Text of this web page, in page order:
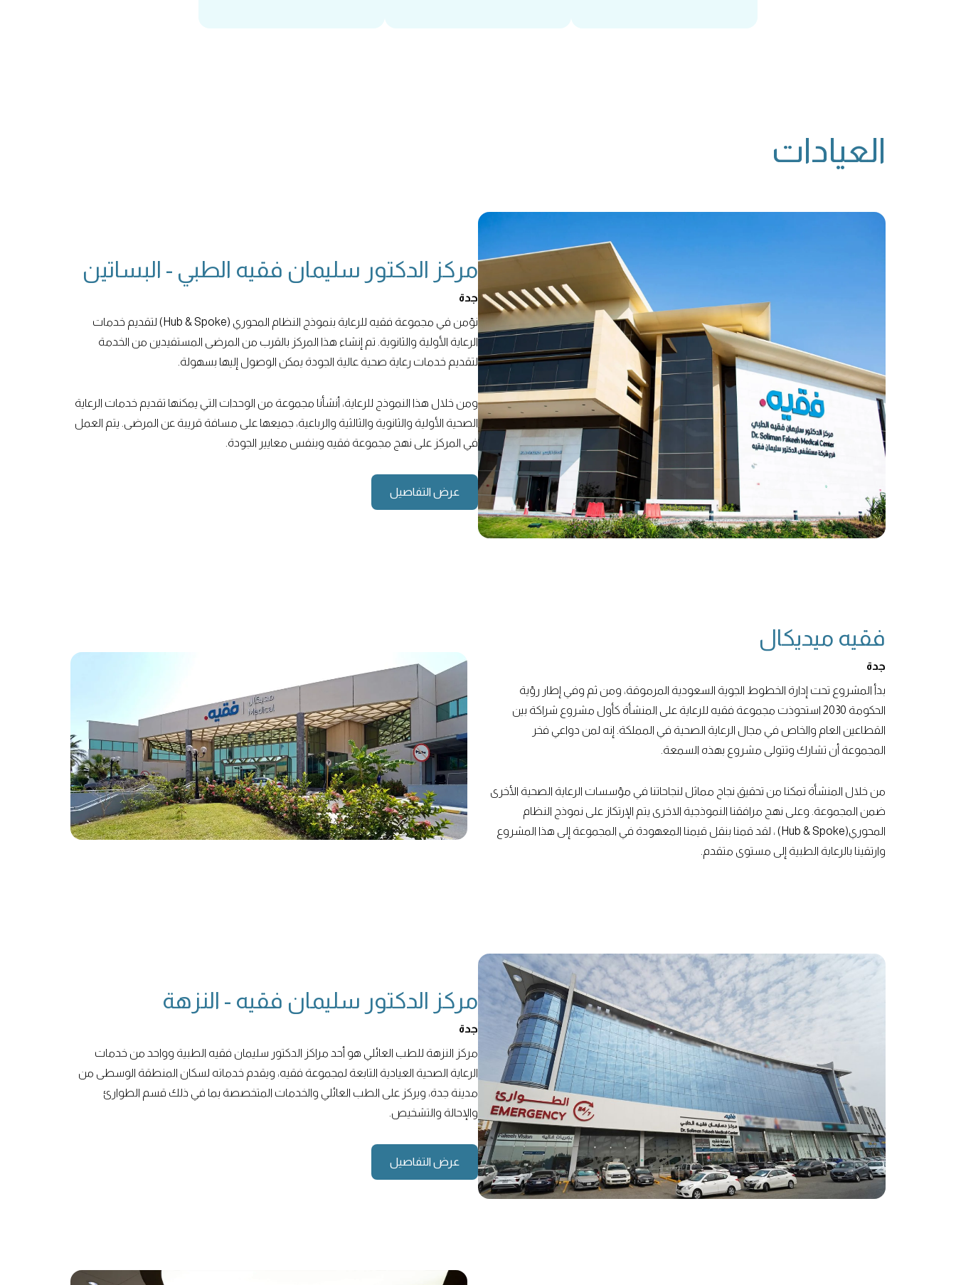
العيادات
مركز الدكتور سليمان فقيه الطبي - البساتين
جدة
نؤمن في مجموعة فقيه للرعاية بنموذج النظام المحوري (Hub & Spoke) لتقديم خدمات
الرعاية الأولية والثانوية. تم إنشاء هذا المركز بالقرب من المرضى المستفيدين من الخدمة
لتقديم خدمات رعاية صحية عالية الجودة يمكن الوصول إليها بسهولة.
ومن خلال هذا النموذج للرعاية، أنشأنا مجموعة من الوحدات التي يمكنها تقديم خدمات الرعاية
الصحية الأولية والثانوية والثالثية والرباعية، جميعها على مسافة قريبة عن المرضى. يتم العمل
في المركز على نهج مجموعة فقيه وبنفس معايير الجودة.
عرض التفاصيل
فقيه ميديكال
جدة
بدأ المشروع تحت إدارة الخطوط الجوية السعودية المرموقة، ومن ثم وفي إطار رؤية
الحكومة 2030 استحوذت مجموعة فقيه للرعاية على المنشأة كأول مشروع شراكة بين
القطاعين العام والخاص في مجال الرعاية الصحية في المملكة. إنه لمن دواعي فخر
المجموعة أن تشارك وتتولى مشروع بهذه السمعة.
من خلال المنشأة تمكنا من تحقيق نجاح مماثل لنجاحاتنا في مؤسسات الرعاية الصحية الأخرى
ضمن المجموعة. وعلى نهج مرافقنا النموذجية الاخرى يتم الإرتكاز على نموذج النظام
المحوري(Hub & Spoke) ، لقد قمنا بنقل قيمنا المعهودة في المجموعة إلى هذا المشروع
وارتقينا بالرعاية الطبية إلى مستوى متقدم.
مركز الدكتور سليمان فقيه - النزهة
جدة
مركز النزهة للطب العائلي هو أحد مراكز الدكتور سليمان فقيه الطبية وواحد من خدمات
الرعاية الصحية العيادية التابعة لمجموعة فقيه، ويقدم خدماته لسكان المنطقة الوسطى من
مدينة جدة، ويركز على الطب العائلي والخدمات المتخصصة بما في ذلك قسم الطوارئ
والإحالة والتشخيص.
عرض التفاصيل